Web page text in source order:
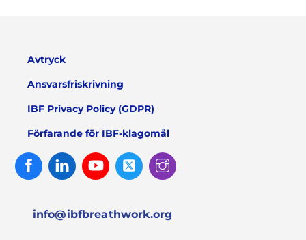
Avtryck
Ansvarsfriskrivning
IBF Privacy Policy (GDPR)
Förfarande för IBF-klagomål
FacebookLinked
In
Youtube Twitter
info@ibfbreathwork.org